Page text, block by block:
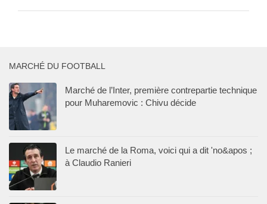
MARCHÉ DU FOOTBALL
Marché de l’Inter, première contrepartie technique
pour Muharemovic : Chivu décide
Le marché de la Roma, voici qui a dit 'no&apos ;
à Claudio Ranieri